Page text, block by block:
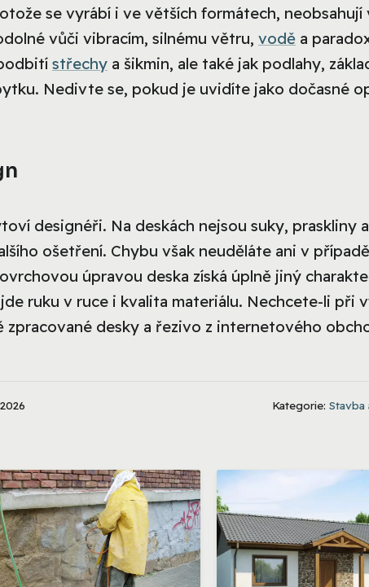
se vyrábí i ve větších formátech, neobsahují
vůči vibracím, silnému větru, vodě a
střechy a šikmin, ale také jak podlahy,
Nedivte se, pokud je uvidíte jako dočasné
designéři. Na deskách nejsou suky, praskliny
ošetření. Chybu však neuděláte ani v
úpravou deska získá úplně jiný
ruku v ruce i kvalita materiálu. Nechcete-li při
desky a řezivo z internetového
Kategorie: